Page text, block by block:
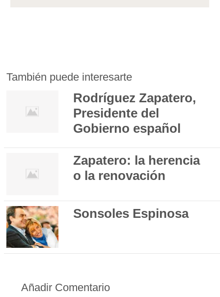
También puede interesarte
Rodríguez Zapatero,
Presidente del
Gobierno español
Zapatero: la herencia
o la renovación
Sonsoles Espinosa
Añadir Comentario